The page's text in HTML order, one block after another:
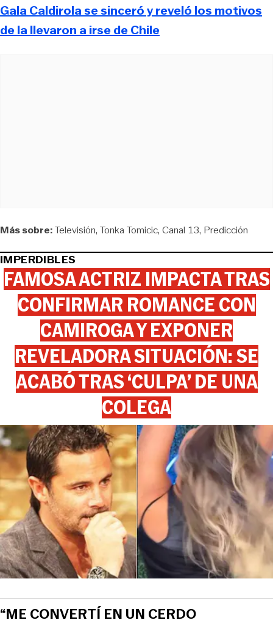
Gala Caldirola se sinceró y reveló los motivos
de la llevaron a irse de Chile
Más sobre:Televisión Tonka Tomicic Canal 13 Predicción
IMPERDIBLES
FAMOSA ACTRIZ IMPACTA TRAS
CONFIRMAR ROMANCE CON
CAMIROGA Y EXPONER
REVELADORA SITUACIÓN: SE
ACABÓ TRAS ‘CULPA’ DE UNA
COLEGA
“ME CONVERTÍ EN UN CERDO